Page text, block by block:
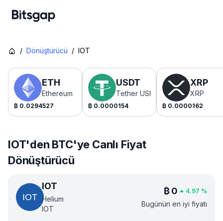
/ Dönüştürücü / IOT
ETH
Ethereum
₿ 0.0294527
USDT
Tether USDt
₿ 0.0000154
XRP
XRP
₿ 0.0000162
IOT'den BTC'ye Canlı Fiyat
Dönüştürücü
IOT
Helium
IOT
₿ 0 4.97 %
Bugünün en iyi fiyatı